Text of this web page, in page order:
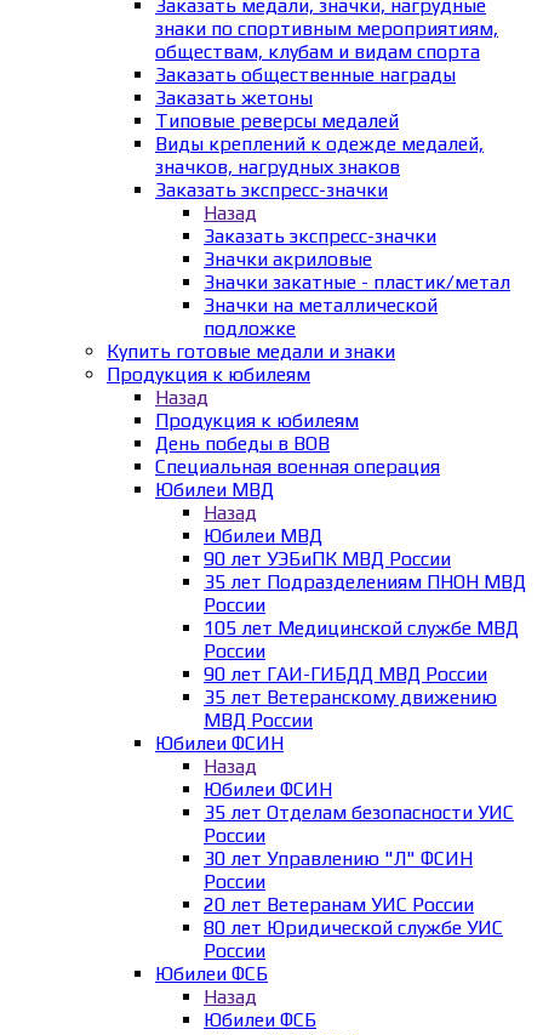
Заказать медали, значки, нагрудные
знаки по спортивным мероприятиям,
обществам, клубам и видам спорта
Заказать общественные награды
Заказать жетоны
Типовые реверсы медалей
Виды креплений к одежде медалей,
значков, нагрудных знаков
Заказать экспресс-значки
Назад
Заказать экспресс-значки
Значки акриловые
Значки закатные - пластик/метал
Значки на металлической
подложке
Купить готовые медали и знаки
Продукция к юбилеям
Назад
Продукция к юбилеям
День победы в ВОВ
Специальная военная операция
Юбилеи МВД
Назад
Юбилеи МВД
90 лет УЭБиПК МВД России
35 лет Подразделениям ПНОН МВД
России
105 лет Медицинской службе МВД
России
90 лет ГАИ-ГИБДД МВД России
35 лет Ветеранскому движению
МВД России
Юбилеи ФСИН
Назад
Юбилеи ФСИН
35 лет Отделам безопасности УИС
России
30 лет Управлению "Л" ФСИН
России
20 лет Ветеранам УИС России
80 лет Юридической службе УИС
России
Юбилеи ФСБ
Назад
Юбилеи ФСБ